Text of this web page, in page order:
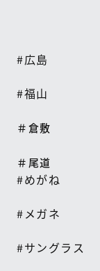
#広島
#福山
＃倉敷
＃尾道
#めがね
#メガネ
#サングラス